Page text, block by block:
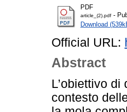
PDF
article_(2).pdf -
Download
Official URL:
Abstract
L’obiettivo
contesto